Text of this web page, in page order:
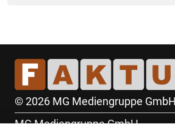
© 2026 MG Mediengruppe GmbH
MG Mediengruppe GmbH